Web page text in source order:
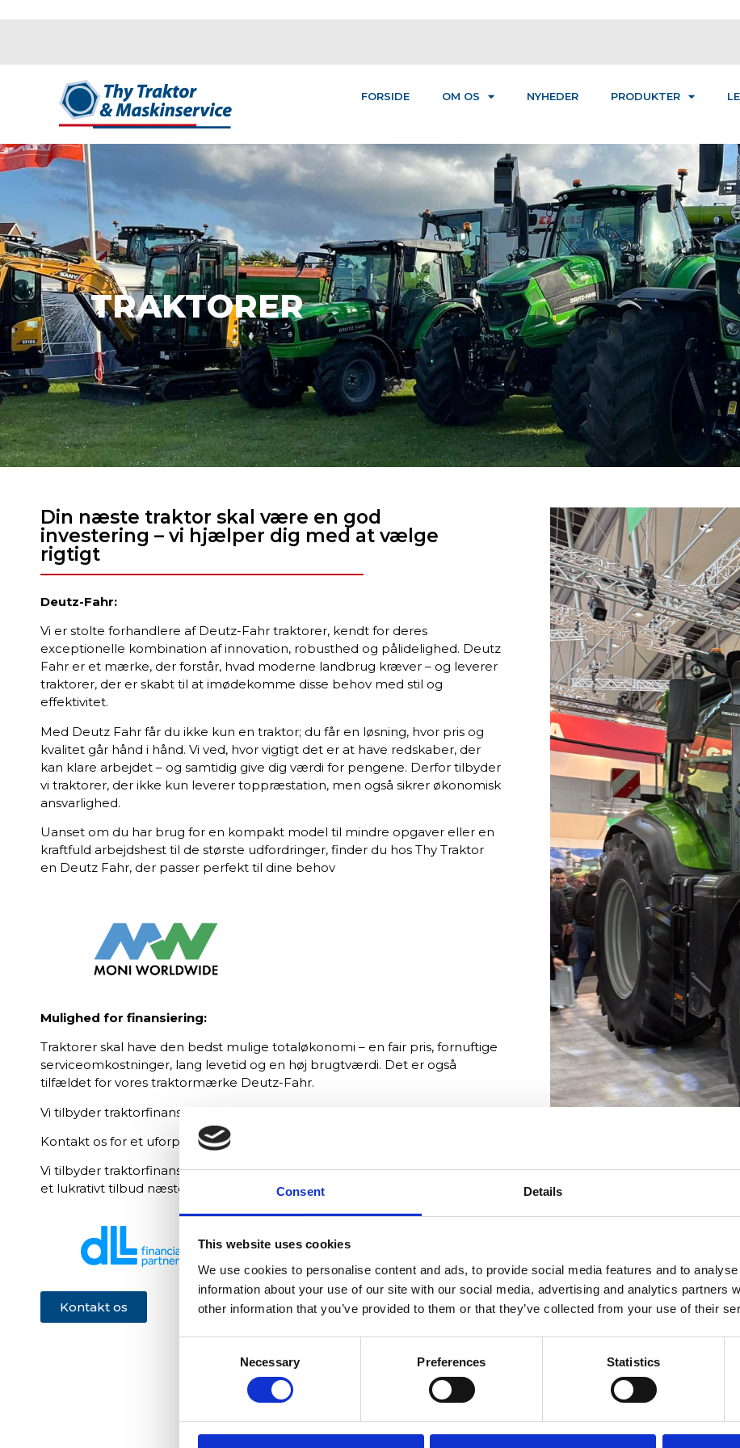
Consent Details
This website uses cookies
We use cookies to personalise content and ads, to provide social media features and to
information about your use of our site with our social media, advertising and analytics partners
other information that you’ve provided to them or that they’ve collected from your use of their
Necessary Preferences Statistics
FORSIDE OM OS NYHEDER PRODUKTER
TRAKTORER
Din næste traktor skal være en god
investering – vi hjælper dig med at vælge
rigtigt
Deutz-Fahr:
Vi er stolte forhandlere af Deutz-Fahr traktorer, kendt for deres
exceptionelle kombination af innovation, robusthed og pålidelighed. Deutz
Fahr er et mærke, der forstår, hvad moderne landbrug kræver – og leverer
traktorer, der er skabt til at imødekomme disse behov med stil og
effektivitet.
Med Deutz Fahr får du ikke kun en traktor; du får en løsning, hvor pris og
kvalitet går hånd i hånd. Vi ved, hvor vigtigt det er at have redskaber, der
kan klare arbejdet – og samtidig give dig værdi for pengene. Derfor tilbyder
vi traktorer, der ikke kun leverer toppræstation, men også sikrer økonomisk
ansvarlighed.
Uanset om du har brug for en kompakt model til mindre opgaver eller en
kraftfuld arbejdshest til de største udfordringer, finder du hos Thy Traktor
en Deutz Fahr, der passer perfekt til dine behov
Mulighed for finansiering:
Traktorer skal have den bedst mulige totaløkonomi – en fair pris, fornuftige
serviceomkostninger, lang levetid og en høj brugtværdi. Det er også
tilfældet for vores traktormærke Deutz-Fahr.
Vi tilbyder traktorfinansiering via DLL & Dansk Erhvervs finans.
Kontakt os for et uforpligtende tilbud.
Vi tilbyder traktorfinansiering viaDansk Erhvervs FinansieringogDLL. Få
et lukrativt tilbud næste gang du skal handle traktor.
Kontakt os